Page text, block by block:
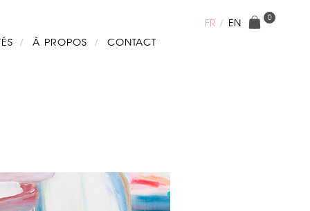
0
FR EN
À PROPOS CONTACT